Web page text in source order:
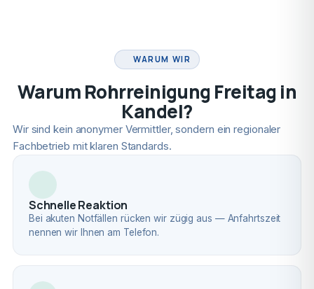
WARUM WIR
Warum Rohrreinigung Freitag in
Kandel?
Wir sind kein anonymer Vermittler, sondern ein regionaler
Fachbetrieb mit klaren Standards.
Schnelle Reaktion
Bei akuten Notfällen rücken wir zügig aus — Anfahrtszeit
nennen wir Ihnen am Telefon.